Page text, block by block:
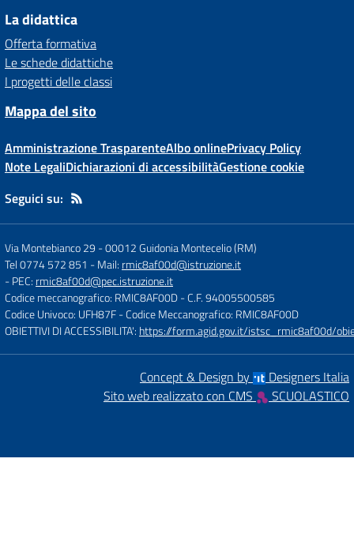
La didattica
Offerta formativa
Le schede didattiche
I progetti delle classi
Mappa del sito
Amministrazione TrasparenteAlbo onlinePrivacy Policy
Note LegaliDichiarazioni di accessibilitàGestione cookie
Seguici su:
Via Montebianco 29 -00012 Guidonia Montecelio (RM)
Tel 0774 572 851 - Mail: rmic8af00d@istruzione.it
- PEC: rmic8af00d@pec.istruzione.it
Codice meccanografico: RMIC8AF00D- C.F. 94005500585
Codice Univoco: UFH87F- Codice Meccanografico: RMIC8AF00D
OBIETTIVI DI ACCESSIBILITA': https://form.agid.gov.it/istsc_rmic8af00d/
Concept & Design by
Designers Italia
Sito web realizzato con CMS
SCUOLASTICO